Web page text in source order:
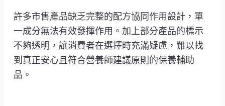
許多市售產品缺乏完整的配方協同作用設計，單
一成分無法有效發揮作用。加上部分產品的標示
不夠透明，讓消費者在選擇時充滿疑慮，難以找
到真正安心且符合營養師建議原則的保養輔助
品。